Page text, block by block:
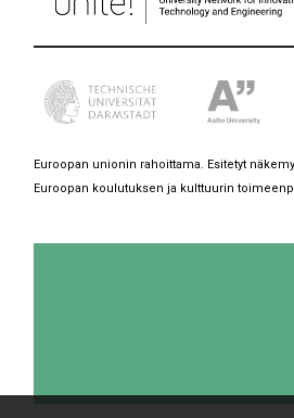
Euroopan unionin rahoittama. Esitetyt
Euroopan koulutuksen ja kulttuurin